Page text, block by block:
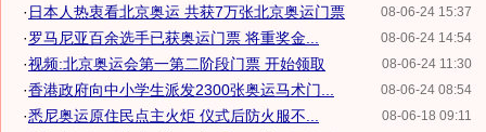
08-06-24 15:37
· 日本人热衷看北京奥运 共获7万张北京奥运门票
08-06-24 14:54
·罗马尼亚百余选手已获奥运门票 将重奖金...
08-06-24 11:30
·视频:北京奥运会第一第二阶段门票 开始领取
08-06-24 08:54
·香港政府向中小学生派发2300张奥运马术门...
08-06-18 09:11
·悉尼奥运原住民点主火炬 仪式后防火服不...